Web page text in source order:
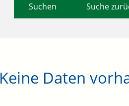
Suche
Keine Daten